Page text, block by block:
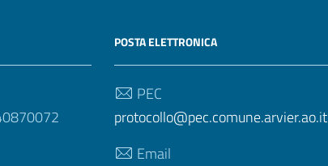
POSTA ELETTRONICA
PEC
protocollo@pec.comune.arvier.ao.it
Email